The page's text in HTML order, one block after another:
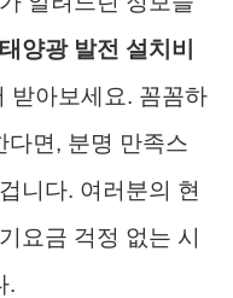
태양광 발전 설치비
받아보세요. 꼼꼼하
다면, 분명 만족스
니다. 여러분의 현
요금 걱정 없는 시
.